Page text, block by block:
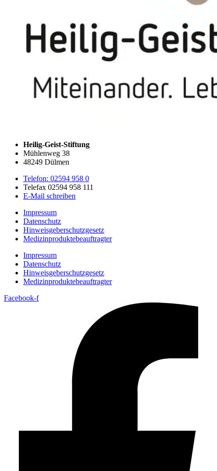
Heilig-Geist-Stiftung
Mühlenweg 38
48249 Dülmen
Telefon: 02594 958 0
Telefax 02594 958 111
E-Mail schreiben
Impressum
Datenschutz
Hinweisgeberschutzgesetz
Medizin­produkte­beauftragter
Impressum
Datenschutz
Hinweisgeberschutzgesetz
Medizin­produkte­beauftragter
Facebook-f